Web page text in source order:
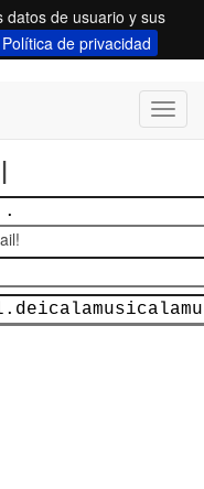
datos de usuario y sus
Política de privacidad